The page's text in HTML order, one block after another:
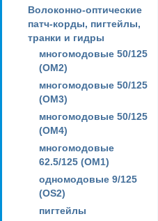
Волоконно-оптические
патч-корды, пигтейлы,
транки и гидры
многомодовые 50/125
(OM2)
многомодовые 50/125
(OM3)
многомодовые 50/125
(OM4)
многомодовые
62.5/125 (OM1)
одномодовые 9/125
(OS2)
пигтейлы